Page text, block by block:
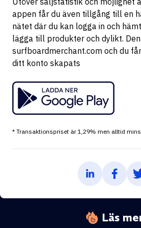
appen får du även tillgång till en
nätet där du kan logga in och
lägga till produkter och dylikt.
surfboardmerchant.com och du
ditt konto skapats
* Transaktionspriset är 1,29% men alltid
Läs